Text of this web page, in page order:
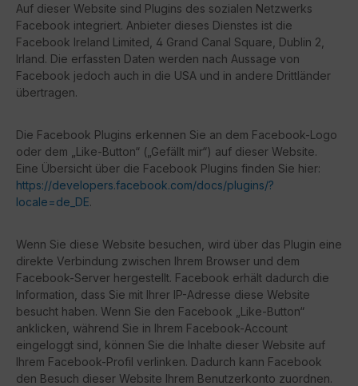
Auf dieser Website sind Plugins des sozialen Netzwerks
Facebook integriert. Anbieter dieses Dienstes ist die
Facebook Ireland Limited, 4 Grand Canal Square, Dublin 2,
Irland. Die erfassten Daten werden nach Aussage von
Facebook jedoch auch in die USA und in andere Drittländer
übertragen.
Die Facebook Plugins erkennen Sie an dem Facebook-Logo
oder dem „Like-Button“ („Gefällt mir“) auf dieser Website.
Eine Übersicht über die Facebook Plugins finden Sie hier:
https://developers.facebook.com/docs/plugins/?
locale=de_DE.
Wenn Sie diese Website besuchen, wird über das Plugin eine
direkte Verbindung zwischen Ihrem Browser und dem
Facebook-Server hergestellt. Facebook erhält dadurch die
Information, dass Sie mit Ihrer IP-Adresse diese Website
besucht haben. Wenn Sie den Facebook „Like-Button“
anklicken, während Sie in Ihrem Facebook-Account
eingeloggt sind, können Sie die Inhalte dieser Website auf
Ihrem Facebook-Profil verlinken. Dadurch kann Facebook
den Besuch dieser Website Ihrem Benutzerkonto zuordnen.